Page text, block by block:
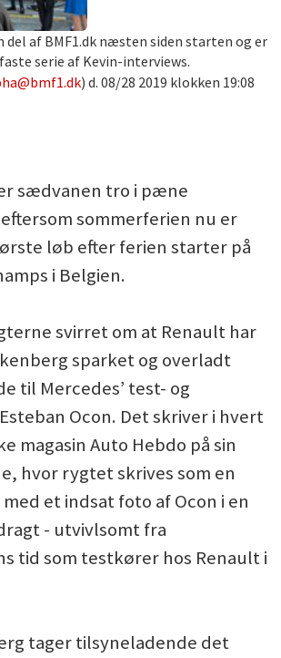
af BMF1.dk næsten siden starten og er
serie af Kevin-interviews.
) d. 08/28 2019 klokken 19:08
sædvanen tro i pæne
sommerferien nu er
løb efter ferien starter på
i Belgien.
svirret om at Renault har
sparket og overladt
til Mercedes’ test- og
Ocon. Det skriver i hvert
magasin Auto Hebdo på sin
hvor rygtet skrives som en
et indsat foto af Ocon i en
- utvivlsomt fra
tid som testkører hos Renault i
tager tilsyneladende det